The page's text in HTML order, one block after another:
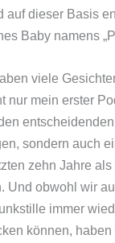
auf dieser Basis
Baby namens
viele
nur mein erster
sondern auch
zehn Jahre
Und obwohl wir
immer
können,